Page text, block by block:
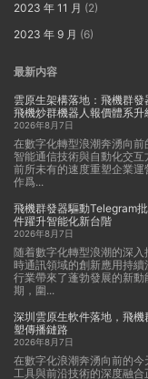
2023 年 11 月 (2)
2023 年 9 月 (6)
最新内容
雲原生架構落地：飛機群發
飛機炒群機器人報價體系升
2026年8月7日
在數字化轉型浪潮奔湧向前
智能通信技術與自動化交互
前所未有的速度重塑企業運
作爲...
飛機群發器驅動Telegram
件躍升智能化新台階
2026年8月7日
随着數字化轉型浪潮的深入
時通訊領域的創新應用持續
行業帶來了蓬勃發展的新動
期，圍...
深圳雲原生軟件落地，飛機
塑傳播鏈路
2026年8月7日
在數字化浪潮奔湧向前的今
工具與前沿技術的深度融合